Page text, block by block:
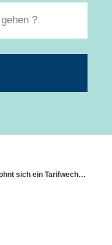
Wann lohnt sich ein Tarifwechsel?